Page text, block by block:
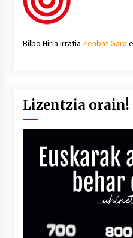
Bilbo Hiria irratia Zenbat Gara
Lizentzia orain!